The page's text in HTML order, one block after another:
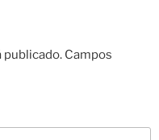
publicado. Campos